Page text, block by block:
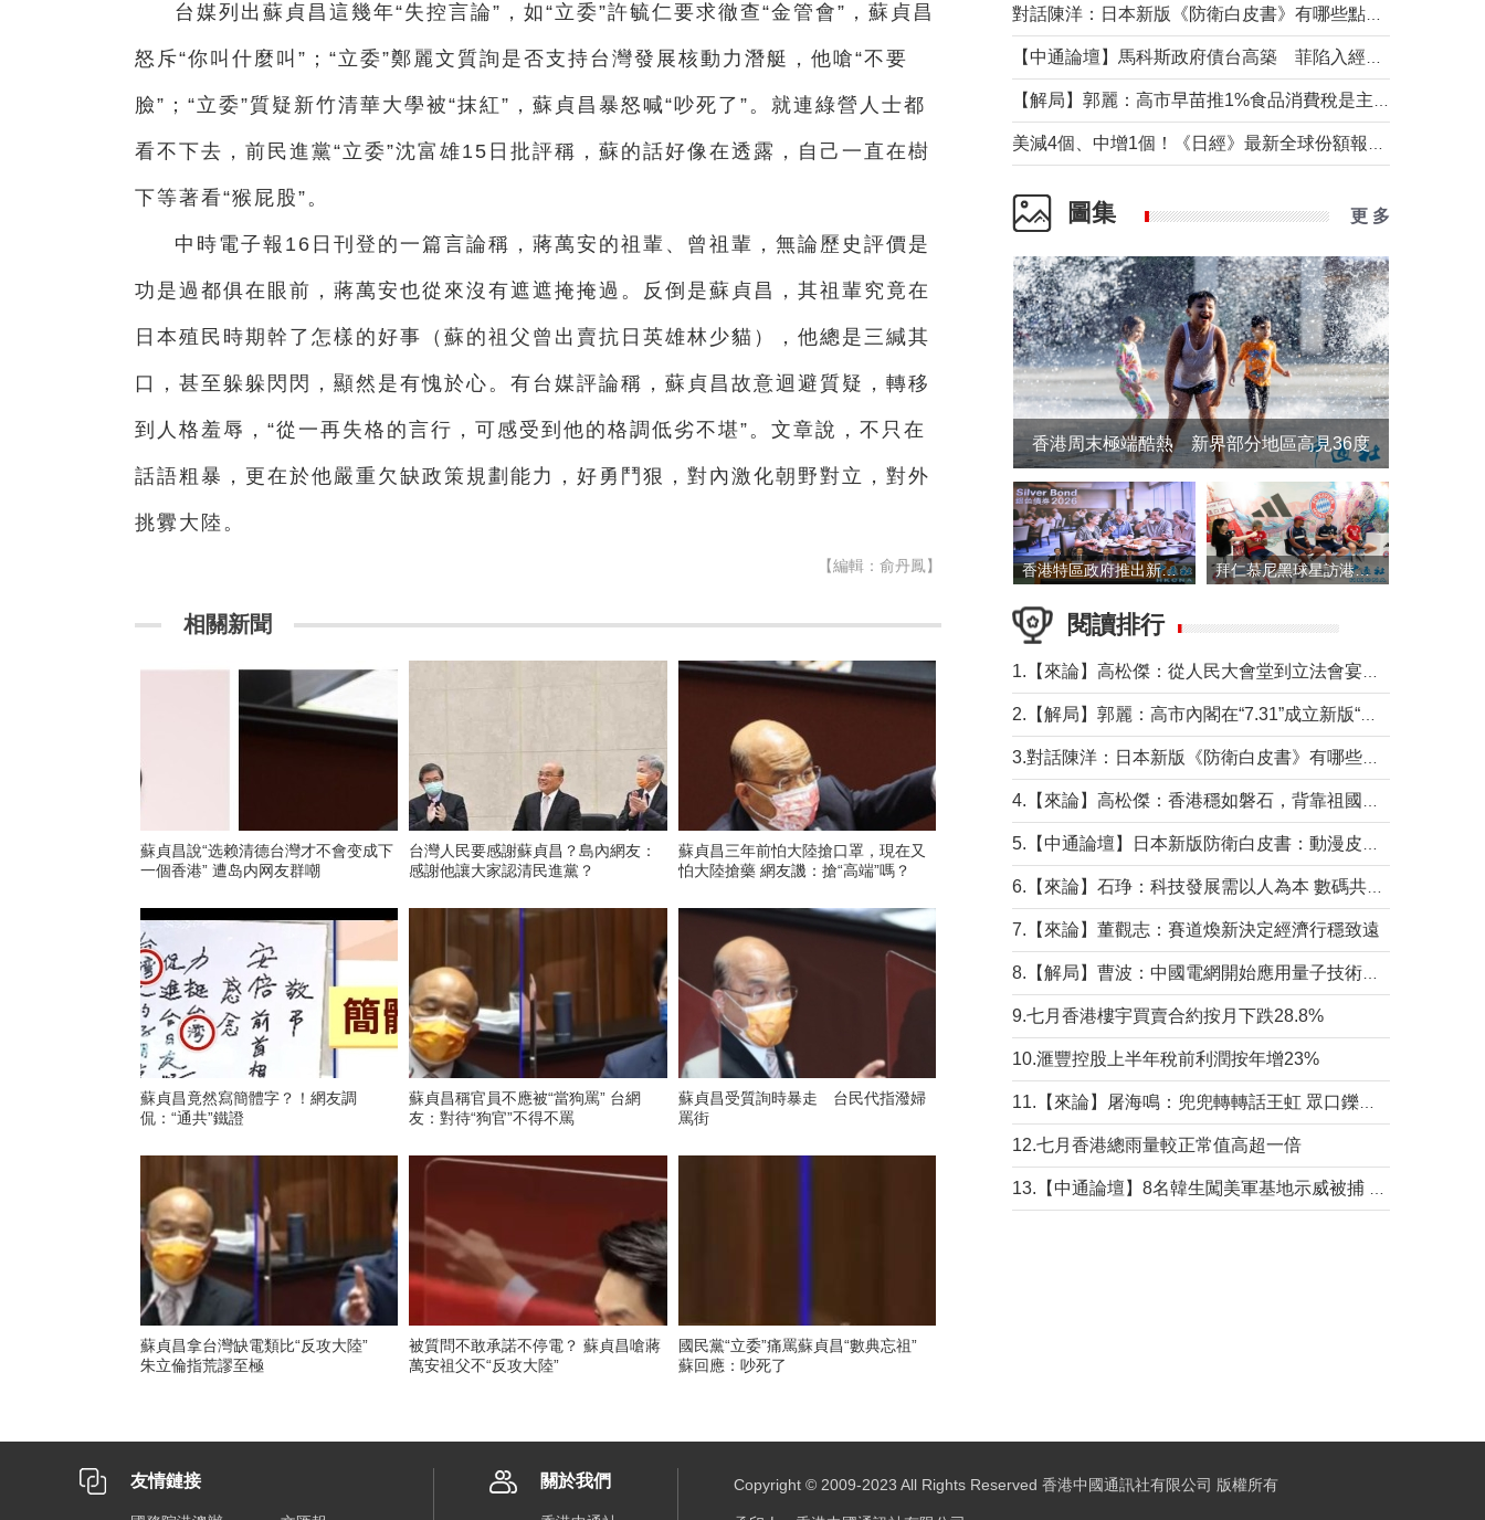
台媒列出蘇貞昌這幾年“失控言論”，如“立委”許毓仁要求徹查“金管會”，蘇貞昌
怒斥“你叫什麼叫”；“立委”鄭麗文質詢是否支持台灣發展核動力潛艇，他嗆“不要
臉”；“立委”質疑新竹清華大學被“抹紅”，蘇貞昌暴怒喊“吵死了”。就連綠營人士都
看不下去，前民進黨“立委”沈富雄15日批評稱，蘇的話好像在透露，自己一直在樹
下等著看“猴屁股”。
中時電子報16日刊登的一篇言論稱，蔣萬安的祖輩、曾祖輩，無論歷史評價是
功是過都俱在眼前，蔣萬安也從來沒有遮遮掩掩過。反倒是蘇貞昌，其祖輩究竟在
日本殖民時期幹了怎樣的好事（蘇的祖父曾出賣抗日英雄林少貓），他總是三緘其
口，甚至躲躲閃閃，顯然是有愧於心。有台媒評論稱，蘇貞昌故意迴避質疑，轉移
到人格羞辱，“從一再失格的言行，可感受到他的格調低劣不堪”。文章說，不只在
話語粗暴，更在於他嚴重欠缺政策規劃能力，好勇鬥狠，對內激化朝野對立，對外
挑釁大陸。
【編輯：俞丹鳳】
相關新聞
​蘇貞昌說“选赖清德台灣才不會变成下
一個香港” 遭岛内网友群嘲
台灣人民要感謝蘇貞昌？島內網友：
感謝他讓大家認清民進黨？
蘇貞昌三年前怕大陸搶口罩，現在又
怕大陸搶藥 網友譏：搶“高端”嗎？
蘇貞昌竟然寫簡體字？！網友調
侃：“通共”鐵證
蘇貞昌稱官員不應被“當狗罵” 台網
友：對待“狗官”不得不罵
蘇貞昌受質詢時暴走 台民代指潑婦
罵街
蘇貞昌拿台灣缺電類比“反攻大陸”
朱立倫指荒謬至極
被質問不敢承諾不停電？ 蘇貞昌嗆蔣
萬安祖父不“反攻大陸”
國民黨“立委”痛罵蘇貞昌“數典忘祖”
蘇回應：吵死了
圖集 更 多
香港周末極端酷熱 新界部分地區高見36度
香港特區政府推出新一批銀色債券 每手1萬元保底息4.25厘 拜仁慕尼黑球星訪港 與球迷近距離互動
閱讀排行
7.【來論】董觀志：賽道煥新決定經濟行穩致遠
9.七月香港樓宇買賣合約按月下跌28.8%
10.滙豐控股上半年稅前利潤按年增23%
12.七月香港總雨量較正常值高超一倍
友情鏈接 關於我們 Copyright © 2009-2023 All Rights Reserved 香港中國通訊社有限公司 版權所有